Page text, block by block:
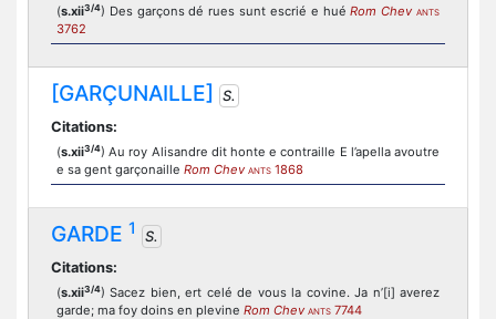
(s.xii3/4) Des garçons dé rues sunt escrié e huéRom Chev ANTS
3762
[GARÇUNAILLE]
S.
Citations:
(s.xii3/4) Au roy Alisandre dit honte e contraille E l’apella avoutre
e sa gent garçonaille Rom Chev ANTS 1868
GARDE 1
S.
Citations:
(s.xii3/4) Sacez bien, ert celé de vous la covine. Ja n’[i] averez
garde; ma foy doins en plevine Rom Chev ANTS 7744